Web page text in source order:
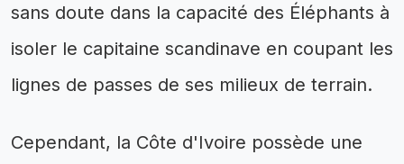
sans doute dans la capacité des Éléphants à
isoler le capitaine scandinave en coupant les
lignes de passes de ses milieux de terrain.
Cependant, la Côte d'Ivoire possède une